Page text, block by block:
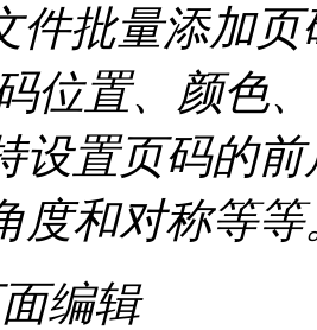
件批量添加
位置、颜色
设置页码的
度和对称等等
编辑